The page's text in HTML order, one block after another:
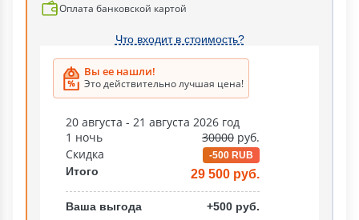
Оплата банковской картой
Что входит в стоимость?
Вы ее нашли!
Это действительно лучшая цена!
20 августа - 21 августа 2026 год
1 ночь
30000 руб.
Скидка
-500 RUB
Итого 29 500 руб.
Ваша выгода +500 руб.